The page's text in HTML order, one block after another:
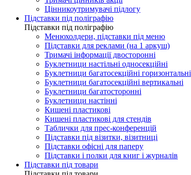
Цінникоутримувачі підлогу
Підставки під поліграфію
Підставки під поліграфію
Менюхолдери, підставки під меню
Підставки для реклами (на 1 аркуш)
Тримачі інформації двосторонні
Буклетници настільні односекційні
Буклетници багатосекційні горизонтальні
Буклетници багатосекційні вертикальні
Буклетници багатосторонні
Буклетници настінні
Кишені пластикові
Кишені пластикові для стендів
Таблички для прес-конференцій
Підставки під візитки, візитниці
Підставки офісні для паперу
Підставки і полки для книг і журналів
Підставки під товари